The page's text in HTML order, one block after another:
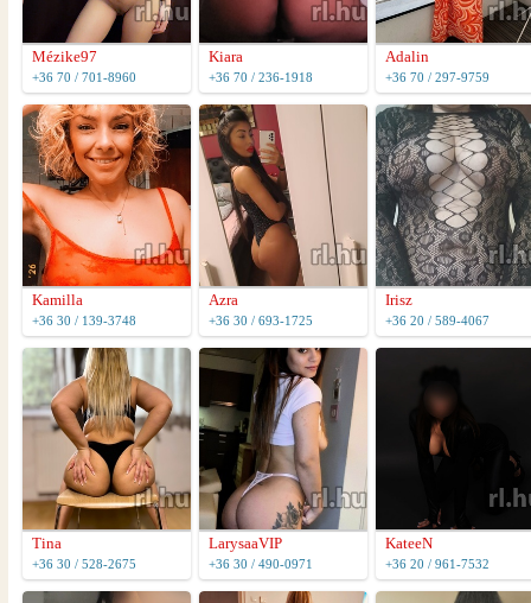
Mézike97
+36 70 / 701-8960
Kiara
+36 70 / 236-1918
Adalin
+36 70 / 297-9759
Kamilla
+36 30 / 139-3748
Azra
+36 30 / 693-1725
Irisz
+36 20 / 589-4067
Tina
+36 30 / 528-2675
LarysaaVIP
+36 30 / 490-0971
KateeN
+36 20 / 961-7532